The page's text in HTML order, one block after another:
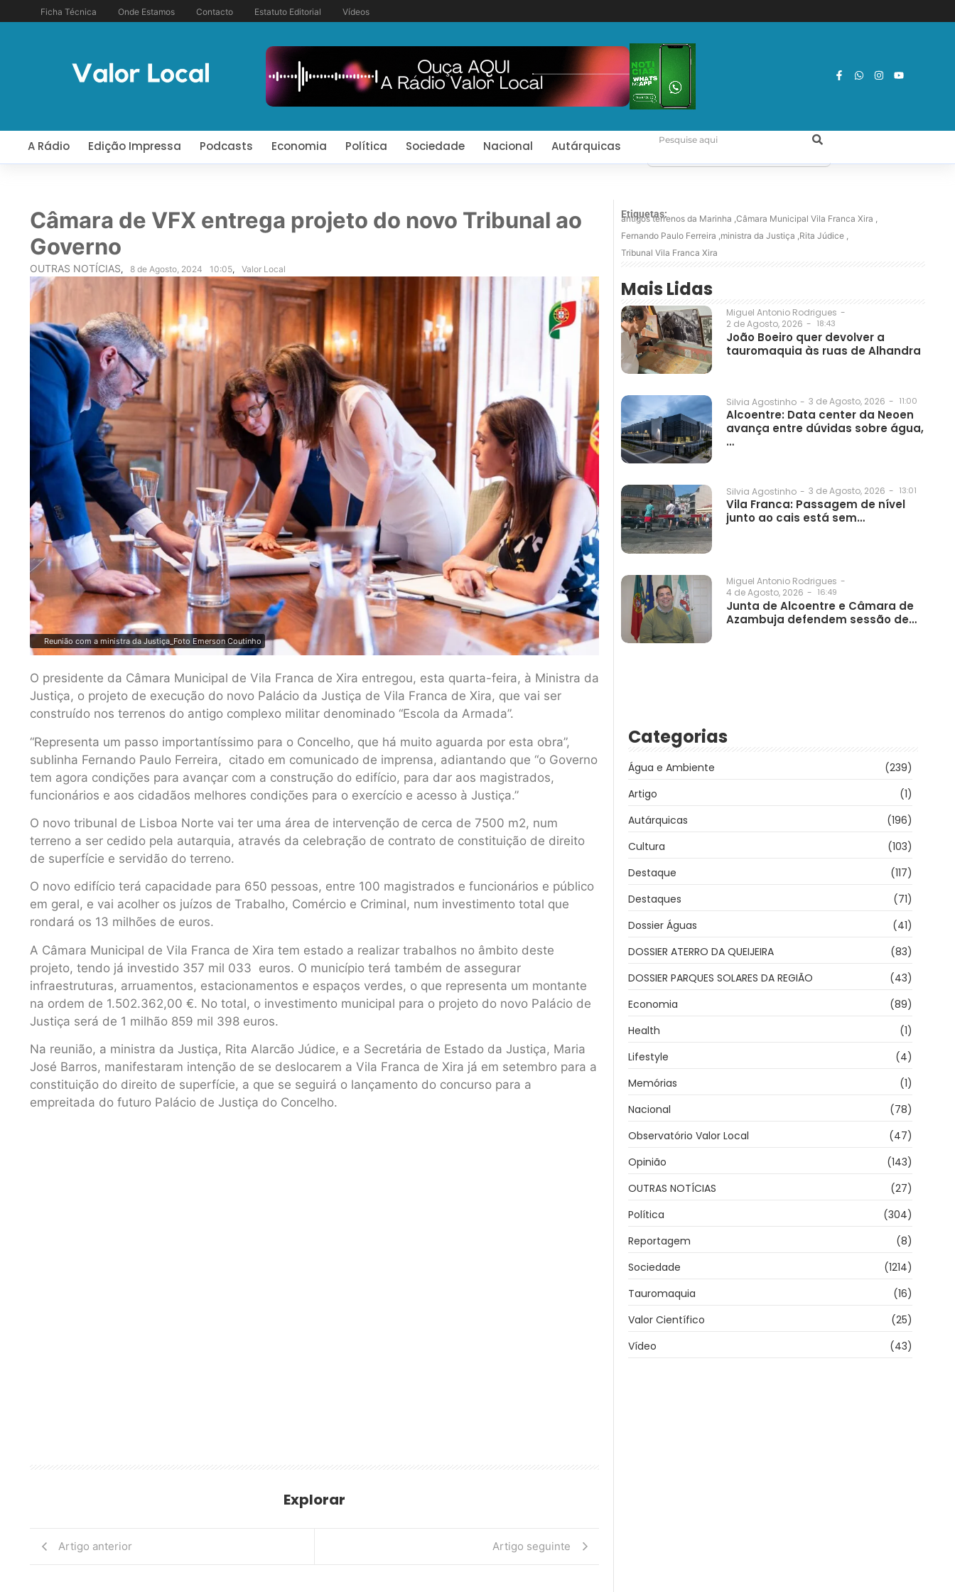
Ficha Técnica Onde Estamos Contacto Estatuto Editorial Vídeos
A Rádio Edição Impressa Podcasts Economia Política Sociedade Nacional Autárquicas
Câmara de VFX entrega projeto do novo Tribunal ao
Governo
OUTRAS NOTÍCIAS, 8 de Agosto, 2024 10:05, Valor Local
Reunião com a ministra da Justiça_Foto Emerson Coutinho
O presidente da Câmara Municipal de Vila Franca de Xira entregou, esta quarta-feira, à Ministra da
Justiça, o projeto de execução do novo Palácio da Justiça de Vila Franca de Xira, que vai ser
construído nos terrenos do antigo complexo militar denominado “Escola da Armada”.
“Representa um passo importantíssimo para o Concelho, que há muito aguarda por esta obra”,
sublinha Fernando Paulo Ferreira, citado em comunicado de imprensa, adiantando que “o Governo
tem agora condições para avançar com a construção do edifício, para dar aos magistrados,
funcionários e aos cidadãos melhores condições para o exercício e acesso à Justiça.”
O novo tribunal de Lisboa Norte vai ter uma área de intervenção de cerca de 7500 m2, num
terreno a ser cedido pela autarquia, através da celebração de contrato de constituição de direito
de superfície e servidão do terreno.
O novo edifício terá capacidade para 650 pessoas, entre 100 magistrados e funcionários e público
em geral, e vai acolher os juízos de Trabalho, Comércio e Criminal, num investimento total que
rondará os 13 milhões de euros.
A Câmara Municipal de Vila Franca de Xira tem estado a realizar trabalhos no âmbito deste
projeto, tendo já investido 357 mil 033 euros. O município terá também de assegurar
infraestruturas, arruamentos, estacionamentos e espaços verdes, o que representa um montante
na ordem de 1.502.362,00 €. No total, o investimento municipal para o projeto do novo Palácio de
Justiça será de 1 milhão 859 mil 398 euros.
Na reunião, a ministra da Justiça, Rita Alarcão Júdice, e a Secretária de Estado da Justiça, Maria
José Barros, manifestaram intenção de se deslocarem a Vila Franca de Xira já em setembro para a
constituição do direito de superfície, a que se seguirá o lançamento do concurso para a
empreitada do futuro Palácio de Justiça do Concelho.
Explorar
Artigo anterior Artigo seguinte
Etiquetas:
antigos terrenos da Marinha ,Câmara Municipal Vila Franca Xira ,
Fernando Paulo Ferreira ,ministra da Justiça ,Rita Júdice ,
Tribunal Vila Franca Xira
Mais Lidas
Miguel Antonio Rodrigues -
2 de Agosto, 2026 - 18:43
João Boeiro quer devolver a
tauromaquia às ruas de Alhandra
Silvia Agostinho - 3 de Agosto, 2026 - 11:00
Alcoentre: Data center da Neoen
avança entre dúvidas sobre água,
…
Silvia Agostinho - 3 de Agosto, 2026 - 13:01
Vila Franca: Passagem de nível
junto ao cais está sem…
Miguel Antonio Rodrigues -
4 de Agosto, 2026 - 16:49
Junta de Alcoentre e Câmara de
Azambuja defendem sessão de…
Categorias
Água e Ambiente
(239)
Artigo
(1)
Autárquicas
(196)
Cultura
(103)
Destaque
(117)
Destaques
(71)
Dossier Águas
(41)
DOSSIER ATERRO DA QUEIJEIRA
(83)
DOSSIER PARQUES SOLARES DA REGIÃO
(43)
Economia
(89)
Health
(1)
Lifestyle
(4)
Memórias
(1)
Nacional
(78)
Observatório Valor Local
(47)
Opinião
(143)
OUTRAS NOTÍCIAS
(27)
Política
(304)
Reportagem
(8)
Sociedade
(1214)
Tauromaquia
(16)
Valor Científico
(25)
Vídeo
(43)